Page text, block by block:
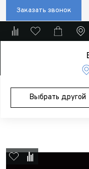
Заказать звонок
Выбрать другой
Главная Магазин
Аксессуары и
трос